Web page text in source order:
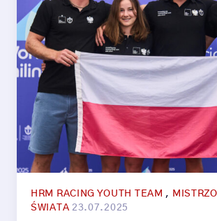
HRM RACING YOUTH TEAM ,
ŚWIATA 23.07.2025